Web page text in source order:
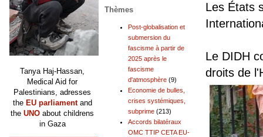
Les États
Le DIDH
droits de
Thèmes
Post-globalisation et
submersion du
fascisme à partir de
2025 après le
fascisme
d'atmosphère (9)
Economie de bulles,
crises systémiques,
subprime (213)
Accords bilatéraux
OMC TTIP CETA EU-
Tanya Haj-Hassan,
Medical Aid for
Palestinians, adresses
the EU parliamentand
the UNO about childrens
in Gaza